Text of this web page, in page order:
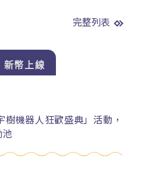
完整列表
新幣上線
樹機器人狂歡盛典」活動，